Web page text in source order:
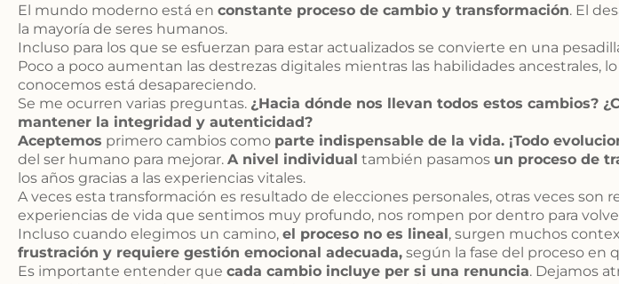
El mundo moderno está en constante proceso de cambio y transformación. El
la mayoría de seres humanos.
Incluso para los que se esfuerzan para estar actualizados se convierte en una
Poco a poco aumentan las destrezas digitales mientras las habilidades
conocemos está desapareciendo.
Se me ocurren varias preguntas. ¿Hacia dónde nos llevan todos estos cambios?
mantener la integridad y autenticidad?
Aceptemos primero cambios como parte indispensable de la vida. ¡Todo
del ser humano para mejorar. A nivel individual también pasamos un proceso de
los años gracias a las experiencias vitales.
A veces esta transformación es resultado de elecciones personales, otras veces
experiencias de vida que sentimos muy profundo, nos rompen por dentro para
Incluso cuando elegimos un camino, el proceso no es lineal, surgen muchos
frustración y requiere gestión emocional adecuada, según la fase del proceso en
Es importante entender que cada cambio incluye per si una renuncia. Dejamos